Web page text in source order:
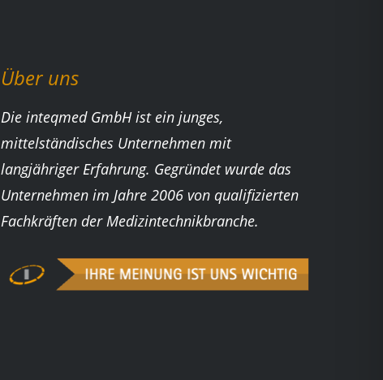
Über uns
Die inteqmed GmbH ist ein junges,
mittelständisches Unternehmen mit
langjähriger Erfahrung. Gegründet wurde das
Unternehmen im Jahre 2006 von qualifizierten
Fachkräften der Medizintechnikbranche.